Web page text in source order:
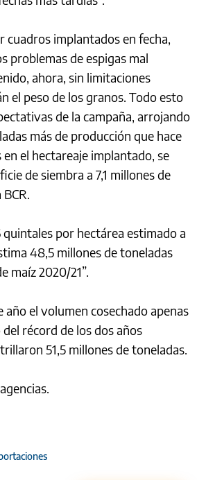
cuadros implantados en fecha,
problemas de espigas mal
ahora, sin limitaciones
el peso de los granos. Todo esto
de la campaña, arrojando
más de producción que hace
en el hectareaje implantado, se
de siembra a 7,1 millones de
quintales por hectárea estimado a
48,5 millones de toneladas
maíz 2020/21”.
año el volumen cosechado apenas
récord de los dos años
51,5 millones de toneladas.